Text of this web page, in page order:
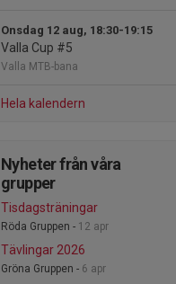
Onsdag 12 aug, 18:30-19:15
Valla Cup #5
Valla MTB-bana
Hela kalendern
Nyheter från våra
grupper
Tisdagsträningar
Röda Gruppen - 12 apr
Tävlingar 2026
Gröna Gruppen - 6 apr